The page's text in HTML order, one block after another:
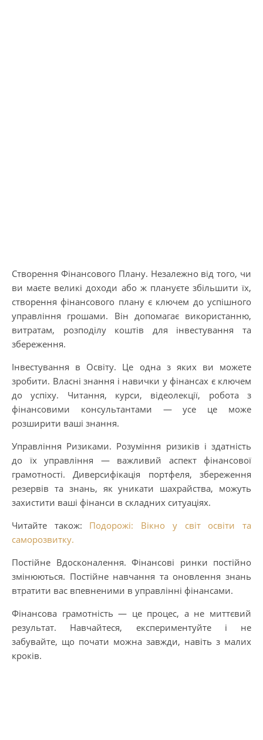
Створення Фінансового Плану. Незалежно від того, чи
ви маєте великі доходи або ж плануєте збільшити їх,
створення фінансового плану є ключем до успішного
управління грошами. Він допомагає використанню,
витратам, розподілу коштів для інвестування та
збереження.
Інвестування в Освіту. Це одна з яких ви можете
зробити. Власні знання і навички у фінансах є ключем
до успіху. Читання, курси, відеолекції, робота з
фінансовими консультантами — усе це може
розширити ваші знання.
Управління Ризиками. Розуміння ризиків і здатність
до їх управління — важливий аспект фінансової
грамотності. Диверсифікація портфеля, збереження
резервів та знань, як уникати шахрайства, можуть
захистити ваші фінанси в складних ситуаціях.
Читайте також: Подорожі: Вікно у світ освіти та
саморозвитку.
Постійне Вдосконалення. Фінансові ринки постійно
змінюються. Постійне навчання та оновлення знань
втратити вас впевненими в управлінні фінансами.
Фінансова грамотність — це процес, а не миттєвий
результат. Навчайтеся, експериментуйте і не
забувайте, що почати можна завжди, навіть з малих
кроків.